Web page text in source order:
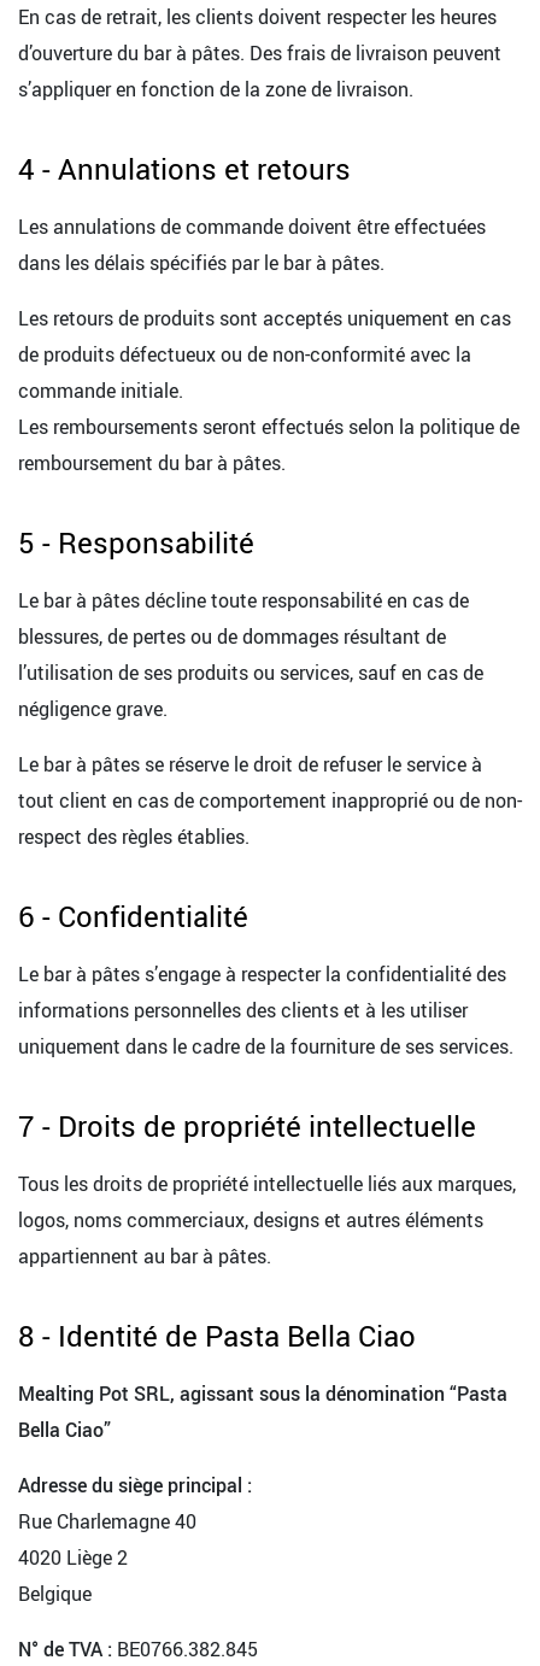
En cas de retrait, les clients doivent respecter les heures
d’ouverture du bar à pâtes. Des frais de livraison peuvent
s’appliquer en fonction de la zone de livraison.
4 - Annulations et retours
Les annulations de commande doivent être effectuées
dans les délais spécifiés par le bar à pâtes.
Les retours de produits sont acceptés uniquement en cas
de produits défectueux ou de non-conformité avec la
commande initiale.
Les remboursements seront effectués selon la politique de
remboursement du bar à pâtes.
5 - Responsabilité
Le bar à pâtes décline toute responsabilité en cas de
blessures, de pertes ou de dommages résultant de
l’utilisation de ses produits ou services, sauf en cas de
négligence grave.
Le bar à pâtes se réserve le droit de refuser le service à
tout client en cas de comportement inapproprié ou de non-
respect des règles établies.
6 - Confidentialité
Le bar à pâtes s’engage à respecter la confidentialité des
informations personnelles des clients et à les utiliser
uniquement dans le cadre de la fourniture de ses services.
7 - Droits de propriété intellectuelle
Tous les droits de propriété intellectuelle liés aux marques,
logos, noms commerciaux, designs et autres éléments
appartiennent au bar à pâtes.
8 - Identité de Pasta Bella Ciao
Mealting Pot SRL, agissant sous la dénomination “Pasta
Bella Ciao”
Adresse du siège principal :
Rue Charlemagne 40
4020 Liège 2
Belgique
N° de TVA : BE0766.382.845